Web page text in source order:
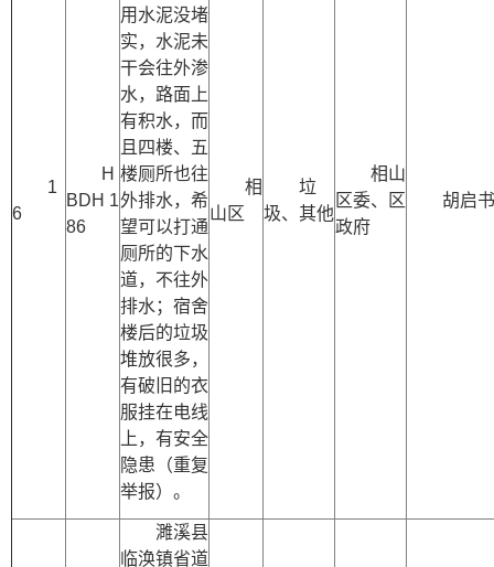
1
6
H
BDH 1
86
用水泥没堵
实，水泥未
干会往外渗
水，路面上
有积水，而
且四楼、五
楼厕所也往
外排水，希
望可以打通
厕所的下水
道，不往外
排水；宿舍
楼后的垃圾
堆放很多，
有破旧的衣
服挂在电线
上，有安全
隐患（重复
举报）。
相
山区
垃
圾、其他
相山
区委、区
政府
胡启
濉溪县
临涣镇省道